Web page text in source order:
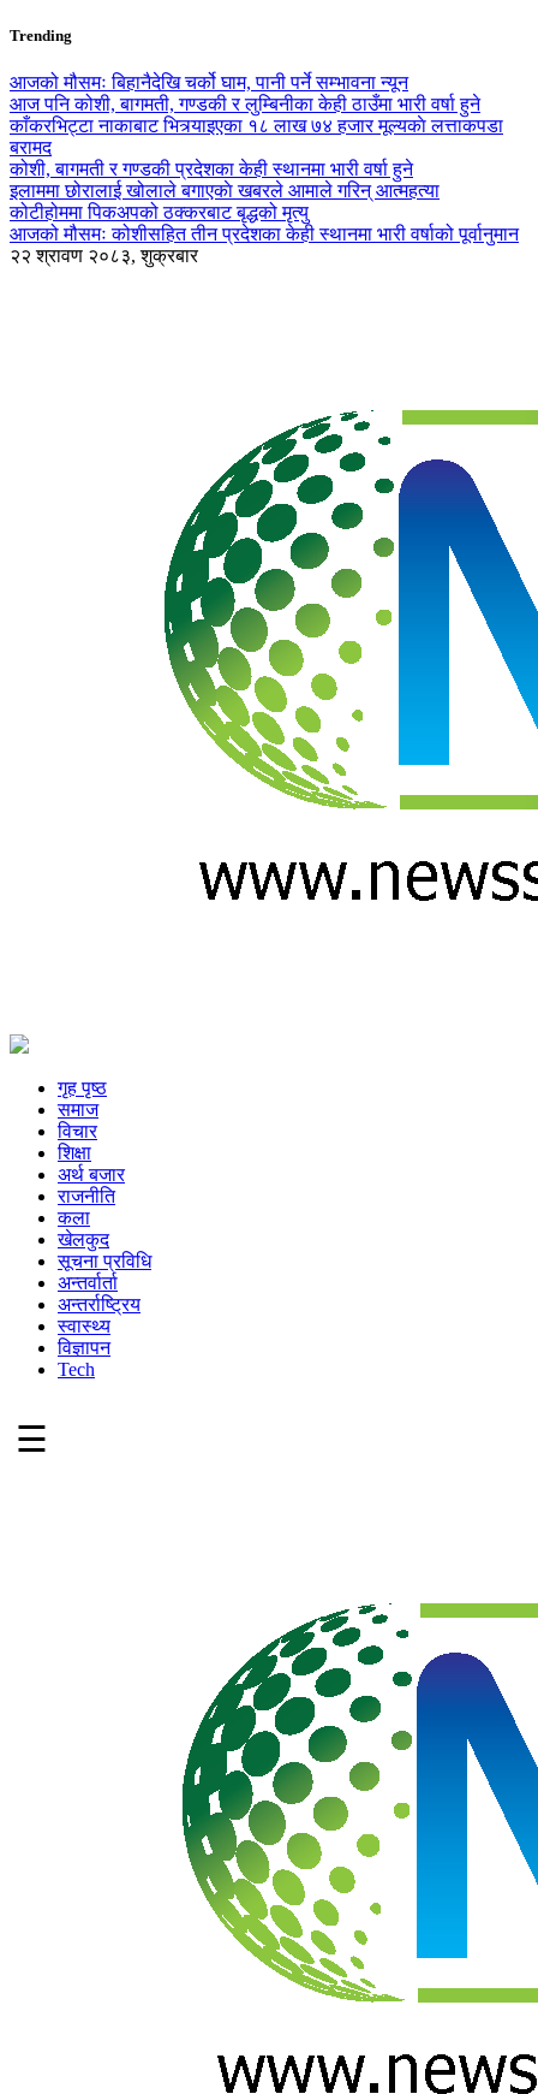
Trending
आजको मौसमः बिहानैदेखि चर्को घाम, पानी पर्ने सम्भावना न्यून
आज पनि कोशी, बागमती, गण्डकी र लुम्बिनीका केही ठाउँमा भारी वर्षा हुने
काँकरभिट्टा नाकाबाट भित्र्याइएका १८ लाख ७४ हजार मूल्यकाे लत्ताकपडा
बरामद
कोशी, बागमती र गण्डकी प्रदेशका केही स्थानमा भारी वर्षा हुने
इलाममा छोरालाई खोलाले बगाएकाे खबरले आमाले गरिन् आत्महत्या
कोटीहोममा पिकअपको ठक्करबाट बृद्धको मृत्यु
आजको मौसमः कोशीसहित तीन प्रदेशका केही स्थानमा भारी वर्षाको पूर्वानुमान
२२ श्रावण २०८३, शुक्रबार
गृह पृष्ठ
समाज
विचार
शिक्षा
अर्थ बजार
राजनीति
कला
खेलकुद
सूचना प्रविधि
अन्तर्वार्ता
अन्तर्राष्ट्रिय
स्वास्थ्य
विज्ञापन
Tech
☰